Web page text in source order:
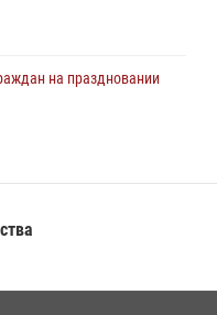
на праздновании